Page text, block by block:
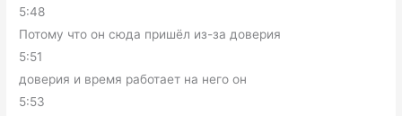
5:48
Потому что он сюда пришёл из-за доверия
5:51
доверия и время работает на него он
5:53